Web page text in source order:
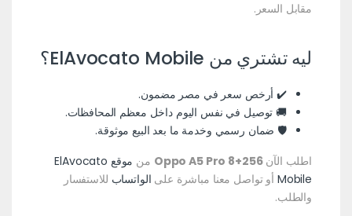
مقابل السعر.
ليه تشتري من ElAvocato Mobile؟
✔️ أرخص سعر في مصر مضمون.
🚚 توصيل في نفس اليوم داخل معظم المحافظات.
🛡️ ضمان رسمي وخدمة ما بعد البيع موثوقة.
اطلب الآنOppo A5 Pro 8+256 من
موقع ElAvocato
Mobile أو تواصل معنا مباشرة على الواتساب للاستفسار
والطلب.